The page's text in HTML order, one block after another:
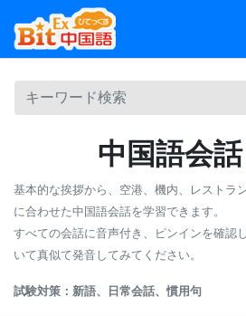
中国語会
基本的な挨拶から、空港、機内、レストラ
に合わせた中国語会話を学習できます。
すべての会話に音声付き、ピンインを確認
いて真似て発音してみてください。
試験対策：新語、日常会話、慣用句